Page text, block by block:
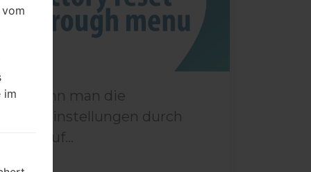
Wie kann man die
Werkseinstellungen durch
Menü auf...
im